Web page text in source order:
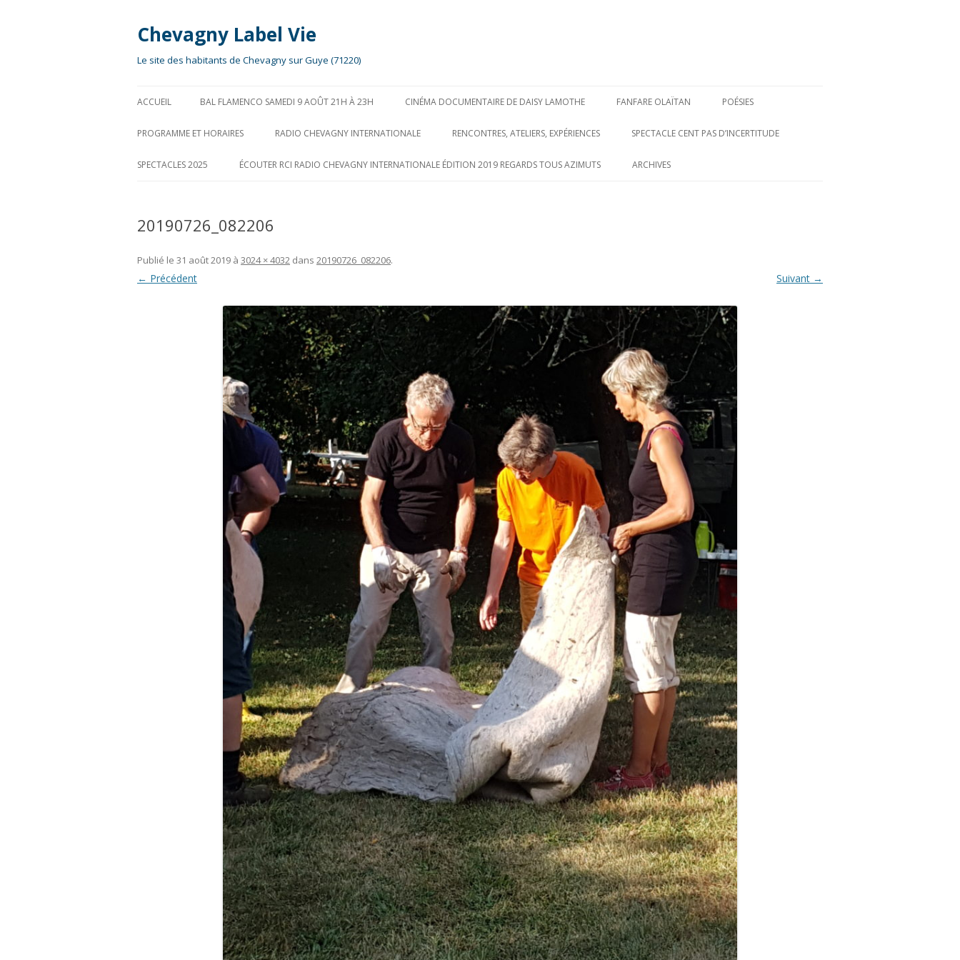
Chevagny Label Vie
Le site des habitants de Chevagny sur Guye (71220)
au
ACCUEIL BAL FLAMENCO SAMEDI 9 AOÛT 21H À 23H CINÉMA DOCUMENTAIRE DE DAISY LAMOTHE FANFARE OLAÏTAN POÉSIES
PROGRAMME ET HORAIRES RADIO CHEVAGNY INTERNATIONALE RENCONTRES, ATELIERS, EXPÉRIENCES SPECTACLE CENT PAS D’INCERTITUDE
SPECTACLES 2025 ÉCOUTER RCI RADIO CHEVAGNY INTERNATIONALE ÉDITION 2019 REGARDS TOUS AZIMUTS ARCHIVES
20190726_082206
Publié le 31 août 2019 à 3024 × 4032 dans 20190726_082206.
← Précédent Suivant →